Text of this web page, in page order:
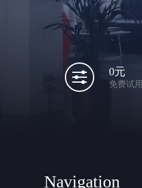
0元
免费试用
Navigation